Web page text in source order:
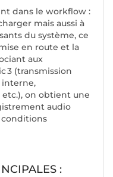
dans le workflow :
mais aussi à
du système, ce
en route et la
aux
3 (transmission
interne,
on obtient une
audio
: